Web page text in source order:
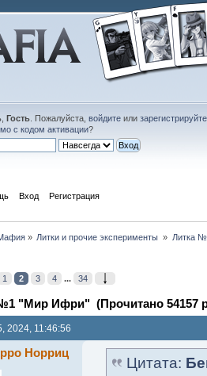
Гость. Пожалуйста, войдитеили
с кодом активации?
Вход Регистрация
» Литки и прочие эксперименты » Литка
1 2 3 4 ... 34
"Мир Ифри" (Прочитано 54157
2024, 11:46:56
Норриц
Цитата: